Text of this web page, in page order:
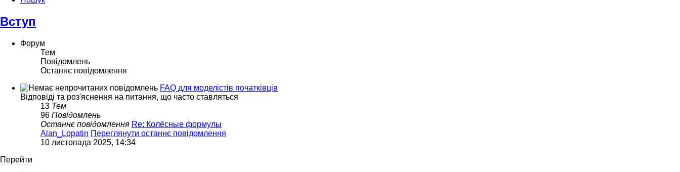
Вступ
Форум
Тем
Повідомлень
Останнє повідомлення
FAQ для моделістів початківців
Відповіді та роз'яснення на питання, що часто ставляться
13 Тем
96 Повідомлень
Останнє повідомлення Re: Колёсные формулы
Alan_Lopatin Переглянути останнє повідомлення
10 листопада 2025, 14:34
Перейти